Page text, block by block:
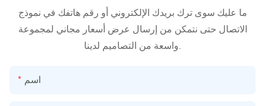
ما عليك سوى ترك بريدك الإلكتروني أو رقم هاتفك في نموذج
الاتصال حتى نتمكن من إرسال عرض أسعار مجاني لمجموعة
اسم